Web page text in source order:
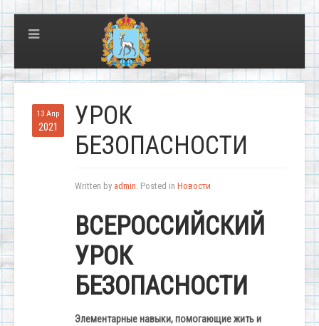
13 Апр
2021
УРОК
БЕЗОПАСНОСТИ
Written by admin. Posted in Новости
ВСЕРОССИЙСКИЙ
УРОК
БЕЗОПАСНОСТИ
Элементарные навыки, помогающие жить и